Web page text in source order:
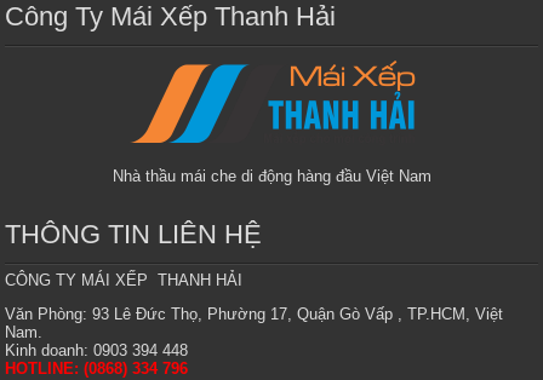
Công Ty Mái Xếp Thanh Hải
Nhà thầu mái che di động hàng đầu Việt Nam
THÔNG TIN LIÊN HỆ
CÔNG TY MÁI XẾP THANH HẢI
Văn Phòng: 93 Lê Đức Thọ, Phường 17, Quận Gò Vấp , TP.HCM, Việt
Nam.
Kinh doanh: 0903 394 448
HOTLINE: (0868) 334 796